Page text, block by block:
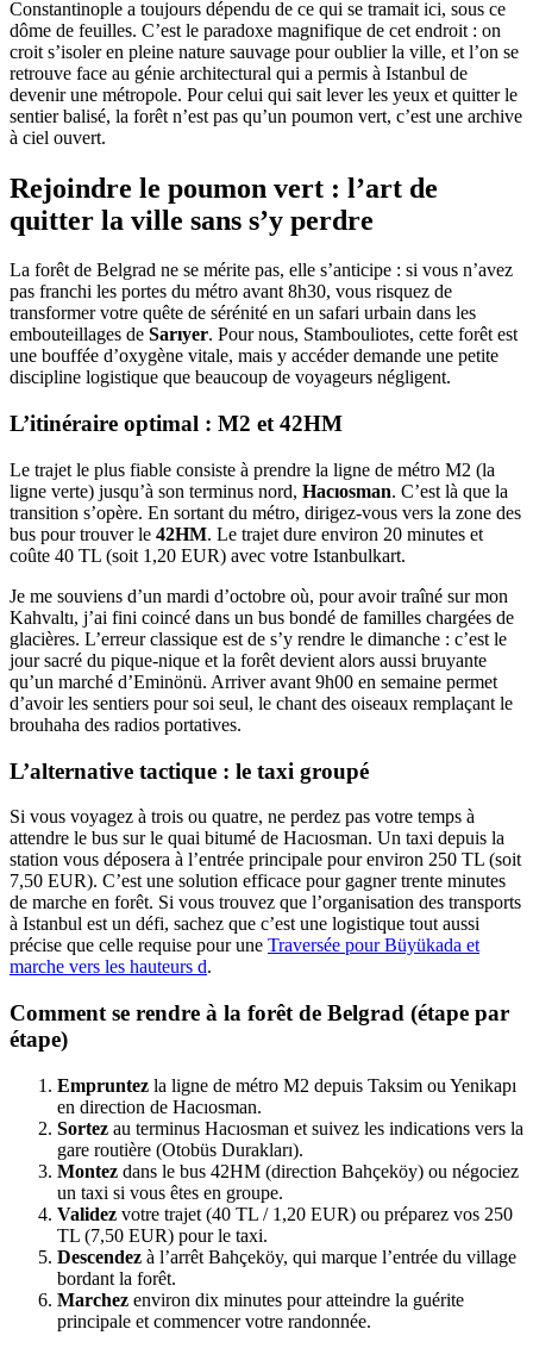
Constantinople a toujours dépendu de ce qui se tramait ici, sous ce
dôme de feuilles. C’est le paradoxe magnifique de cet endroit : on
croit s’isoler en pleine nature sauvage pour oublier la ville, et l’on se
retrouve face au génie architectural qui a permis à Istanbul de
devenir une métropole. Pour celui qui sait lever les yeux et quitter le
sentier balisé, la forêt n’est pas qu’un poumon vert, c’est une archive
à ciel ouvert.
Rejoindre le poumon vert : l’art de
quitter la ville sans s’y perdre
La forêt de Belgrad ne se mérite pas, elle s’anticipe : si vous n’avez
pas franchi les portes du métro avant 8h30, vous risquez de
transformer votre quête de sérénité en un safari urbain dans les
embouteillages de Sarıyer. Pour nous, Stambouliotes, cette forêt est
une bouffée d’oxygène vitale, mais y accéder demande une petite
discipline logistique que beaucoup de voyageurs négligent.
L’itinéraire optimal : M2 et 42HM
Le trajet le plus fiable consiste à prendre la ligne de métro M2 (la
ligne verte) jusqu’à son terminus nord, Hacıosman. C’est là que la
transition s’opère. En sortant du métro, dirigez-vous vers la zone des
bus pour trouver le 42HM. Le trajet dure environ 20 minutes et
coûte 40 TL (soit 1,20 EUR) avec votre Istanbulkart.
Je me souviens d’un mardi d’octobre où, pour avoir traîné sur mon
Kahvaltı, j’ai fini coincé dans un bus bondé de familles chargées de
glacières. L’erreur classique est de s’y rendre le dimanche : c’est le
jour sacré du pique-nique et la forêt devient alors aussi bruyante
qu’un marché d’Eminönü. Arriver avant 9h00 en semaine permet
d’avoir les sentiers pour soi seul, le chant des oiseaux remplaçant le
brouhaha des radios portatives.
L’alternative tactique : le taxi groupé
Si vous voyagez à trois ou quatre, ne perdez pas votre temps à
attendre le bus sur le quai bitumé de Hacıosman. Un taxi depuis la
station vous déposera à l’entrée principale pour environ 250 TL (soit
7,50 EUR). C’est une solution efficace pour gagner trente minutes
de marche en forêt. Si vous trouvez que l’organisation des transports
à Istanbul est un défi, sachez que c’est une logistique tout aussi
précise que celle requise pour une Traversée pour Büyükada et
marche vers les hauteurs d.
Comment se rendre à la forêt de Belgrad (étape par
étape)
Empruntez la ligne de métro M2 depuis Taksim ou Yenikapı
en direction de Hacıosman.
Sortez au terminus Hacıosman et suivez les indications vers la
gare routière (Otobüs Durakları).
Montez dans le bus 42HM (direction Bahçeköy) ou négociez
un taxi si vous êtes en groupe.
Validez votre trajet (40 TL / 1,20 EUR) ou préparez vos 250
TL (7,50 EUR) pour le taxi.
Descendez à l’arrêt Bahçeköy, qui marque l’entrée du village
bordant la forêt.
Marchez environ dix minutes pour atteindre la guérite
principale et commencer votre randonnée.